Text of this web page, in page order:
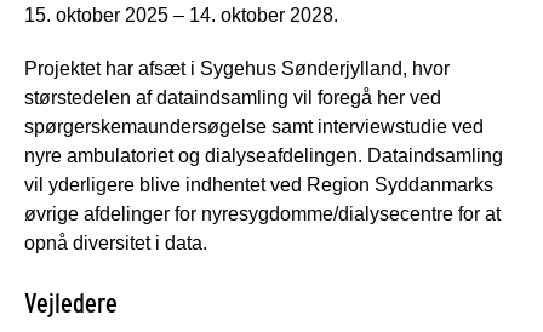
15. oktober 2025 – 14. oktober 2028.
Projektet har afsæt i Sygehus Sønderjylland, hvor
størstedelen af dataindsamling vil foregå her ved
spørgerskemaundersøgelse samt interviewstudie ved
nyre ambulatoriet og dialyseafdelingen. Dataindsamling
vil yderligere blive indhentet ved Region Syddanmarks
øvrige afdelinger for nyresygdomme/dialysecentre for at
opnå diversitet i data.
Vejledere